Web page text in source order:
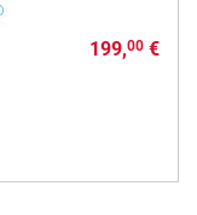
199,00€